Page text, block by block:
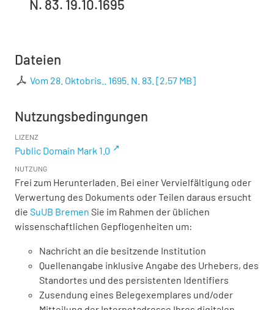
N. 83. 19.10.1695
Dateien
Vom 28. Oktobris.. 1695. N. 83. [2,57 MB]
Nutzungsbedingungen
LIZENZ
Public Domain Mark 1.0
NUTZUNG
Frei zum Herunterladen. Bei einer Vervielfältigung oder
Verwertung des Dokuments oder Teilen daraus ersucht
die SuUB Bremen Sie im Rahmen der üblichen
wissenschaftlichen Gepflogenheiten um:
Nachricht an die besitzende Institution
Quellenangabe inklusive Angabe des Urhebers, des
Standortes und des persistenten Identifiers
Zusendung eines Belegexemplares und/oder